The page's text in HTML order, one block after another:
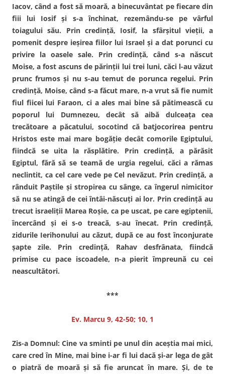
Iacov, când a fost să moară, a binecuvântat pe fiecare din
fiii lui Iosif şi s-a închinat, rezemându-se pe vârful
toiagului său. Prin credinţă, Iosif, la sfârşitul vieţii, a
pomenit despre ieşirea fiilor lui Israel şi a dat porunci cu
privire la oasele sale. Prin credinţă, când s-a născut
Moise, a fost ascuns de părinţii lui trei luni, căci l-au văzut
prunc frumos şi nu s-au temut de porunca regelui. Prin
credinţă, Moise, când s-a făcut mare, n-a vrut să fie numit
fiul fiicei lui Faraon, ci a ales mai bine să pătimească cu
poporul lui Dumnezeu, decât să aibă dulceaţa cea
trecătoare a păcatului, socotind că batjocorirea pentru
Hristos este mai mare bogăţie decât comorile Egiptului,
fiindcă se uita la răsplătire. Prin credinţă, a părăsit
Egiptul, fără să se teamă de urgia regelui, căci a rămas
neclintit, ca cel care vede pe Cel nevăzut. Prin credinţă, a
rânduit Paştile şi stropirea cu sânge, ca îngerul nimicitor
să nu se atingă de cei întâi-născuţi ai lor. Prin credinţă au
trecut israeliţii Marea Roşie, ca pe uscat, pe care egiptenii,
încercând şi ei s-o treacă, s-au înecat. Prin credinţă,
zidurile Ierihonului au căzut, după ce au fost înconjurate
şapte zile. Prin credinţă, Rahav desfrânata, fiindcă
primise cu pace iscoadele, n-a pierit împreună cu cei
neascultători.
***
Ev. Marcu 9, 42-50; 10, 1
Zis-a Domnul: Cine va sminti pe unul din aceştia mai mici,
care cred în Mine, mai bine i-ar fi lui dacă şi-ar lega de gât
o piatră de moară şi să fie aruncat în mare. Şi, de te